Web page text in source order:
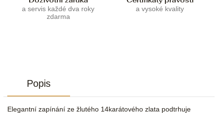
a servis každé dva roky
zdarma
a vysoké kvality
Popis
Elegantní zapínání ze žlutého 14karátového zlata podtrhuje